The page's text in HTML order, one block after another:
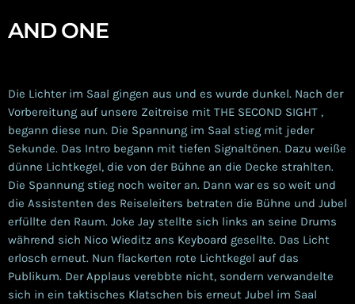
AND ONE
Die Lichter im Saal gingen aus und es wurde dunkel. Nach der
Vorbereitung auf unsere Zeitreise mit THE SECOND SIGHT ,
begann diese nun. Die Spannung im Saal stieg mit jeder
Sekunde. Das Intro begann mit tiefen Signaltönen. Dazu weiße
dünne Lichtkegel, die von der Bühne an die Decke strahlten.
Die Spannung stieg noch weiter an. Dann war es so weit und
die Assistenten des Reiseleiters betraten die Bühne und Jubel
erfüllte den Raum. Joke Jay stellte sich links an seine Drums
während sich Nico Wieditz ans Keyboard gesellte. Das Licht
erlosch erneut. Nun flackerten rote Lichtkegel auf das
Publikum. Der Applaus verebbte nicht, sondern verwandelte
sich in ein taktisches Klatschen bis erneut Jubel im Saal